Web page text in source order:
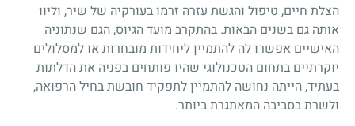
הצלת חיים, טיפול והגשת עזרה זרמו בעורקיה של שיר, וליוו
אותה גם בשנים הבאות. בהתקרב מועד הגיוס, הגם שנתוניה
האישיים אפשרו לה להתמיין ליחידות מובחרות או למסלולים
יוקרתיים בתחום הטכנולוגי שהיו פותחים בפניה את הדלתות
בעתיד, הייתה נחושה להתמיין לתפקיד חובשת בחיל הרפואה,
ולשרת בסביבה המאתגרת ביותר.